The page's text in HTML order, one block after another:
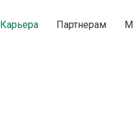
Карьера Партнерам